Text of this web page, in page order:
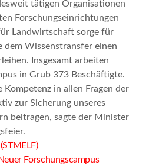
tätigen Organisationen
Forschungseinrichtungen
Landwirtschaft sorge für
dem Wissenstransfer einen
Insgesamt arbeiten
in Grub 373 Beschäftigte.
Kompetenz in allen Fragen der
zur Sicherung unseres
beitragen, sagte der Minister
Forschungscampus